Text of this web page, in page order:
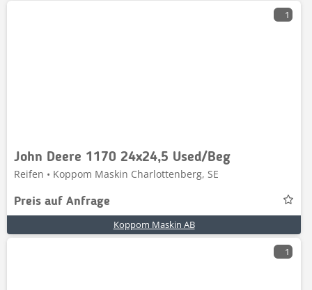
1
John Deere 1170 24x24,5 Used/Beg
Reifen • Koppom Maskin Charlottenberg, SE
Preis auf Anfrage
Koppom Maskin AB
1